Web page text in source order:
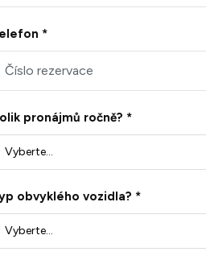
*
pronájmů ročně? *
obvyklého vozidla? *